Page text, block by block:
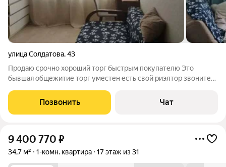
улица Солдатова,43
Продаю срочно хороший торг быстрым покупателю Это
бывшая общежитие торг уместен есть свой риэлтор звоните
однокомнатная квартира расположенная на улице Солдатова,
43 в живописной части жилого массива
Позвонить Чат
9 400 770 ₽
34,7 м² 1-комн. квартира 17 этаж из 31